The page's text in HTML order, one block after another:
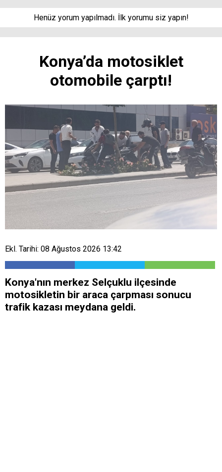
Henüz yorum yapılmadı. İlk yorumu siz yapın!
Konya’da motosiklet
otomobile çarptı!
Ekl. Tarihi: 08 Ağustos 2026 13:42
Konya'nın merkez Selçuklu ilçesinde
motosikletin bir araca çarpması sonucu
trafik kazası meydana geldi.